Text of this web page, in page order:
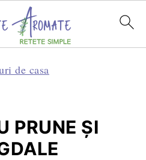
de casa
PRUNE ŞI